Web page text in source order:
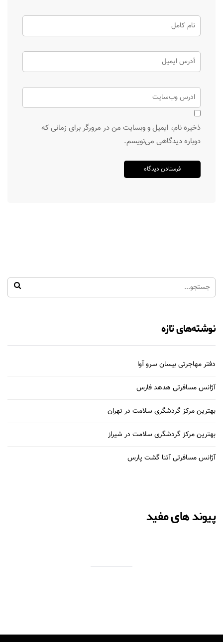
ذخیره نام، ایمیل و وبسایت من در مرورگر برای زمانی که
دوباره دیدگاهی می‌نویسم.
نوشته‌های تازه
دفتر مهاجرتی بیسان سرو آوا
آژانس مسافرتی هدهد فارس
بهترین مرکز گردشگری سلامت در تهران
بهترین مرکز گردشگری سلامت در شیراز
آژانس مسافرتی آتنا گشت پارس
پیوند های مفید